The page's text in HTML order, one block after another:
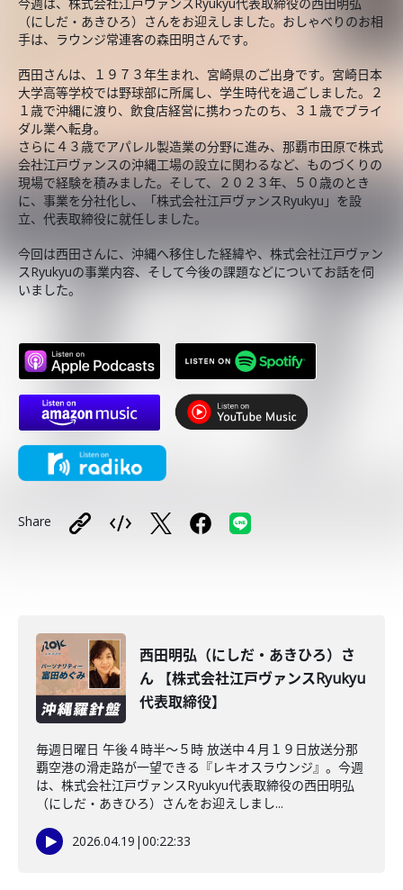
（にしだ・あきひろ）さんをお迎えしました。おしゃべりのお相
手は、ラウンジ常連客の森田明さんです。
西田さんは、１９７３年生まれ、宮崎県のご出身です。宮崎日本
大学高等学校では野球部に所属し、学生時代を過ごしました。２
１歳で沖縄に渡り、飲食店経営に携わったのち、３１歳でブライ
ダル業へ転身。
さらに４３歳でアパレル製造業の分野に進み、那覇市田原で株式
会社江戸ヴァンスの沖縄工場の設立に関わるなど、ものづくりの
現場で経験を積みました。そして、２０２３年、５０歳のとき
に、事業を分社化し、「株式会社江戸ヴァンスRyukyu」を設
立、代表取締役に就任しました。
今回は西田さんに、沖縄へ移住した経緯や、株式会社江戸ヴァン
スRyukyuの事業内容、そして今後の課題などについてお話を伺
いました。
Share
西田明弘（にしだ・あきひろ）さ
ん 【株式会社江戸ヴァンスRyukyu
代表取締役】
毎週日曜日 午後４時半～５時 放送中４月１９日放送分那
覇空港の滑走路が一望できる『レキオスラウンジ』。今週
は、株式会社江戸ヴァンスRyukyu代表取締役の西田明弘
（にしだ・あきひろ）さんをお迎えしまし...
2026.04.19 |00:22:33